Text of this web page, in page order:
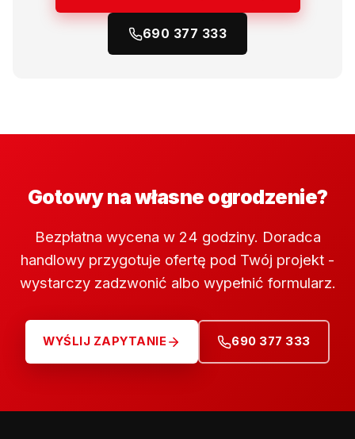
690 377 333
Gotowy na własne ogrodzenie?
Bezpłatna wycena w 24 godziny. Doradca
handlowy przygotuje ofertę pod Twój projekt -
wystarczy zadzwonić albo wypełnić formularz.
WYŚLIJ ZAPYTANIE 690 377 333